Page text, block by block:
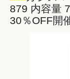
879 内容量
30％OFF開